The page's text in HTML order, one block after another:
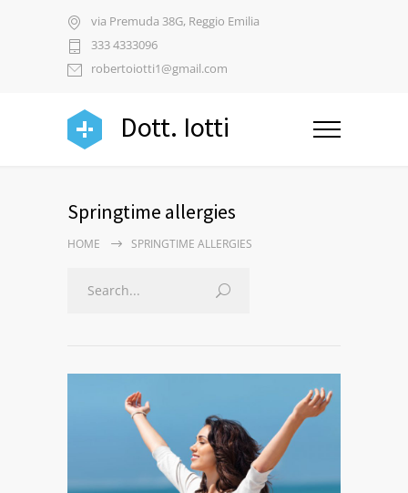
via Premuda 38G, Reggio Emilia
333 4333096
robertoiotti1@gmail.com
Dott. Iotti
Springtime allergies
HOME SPRINGTIME ALLERGIES